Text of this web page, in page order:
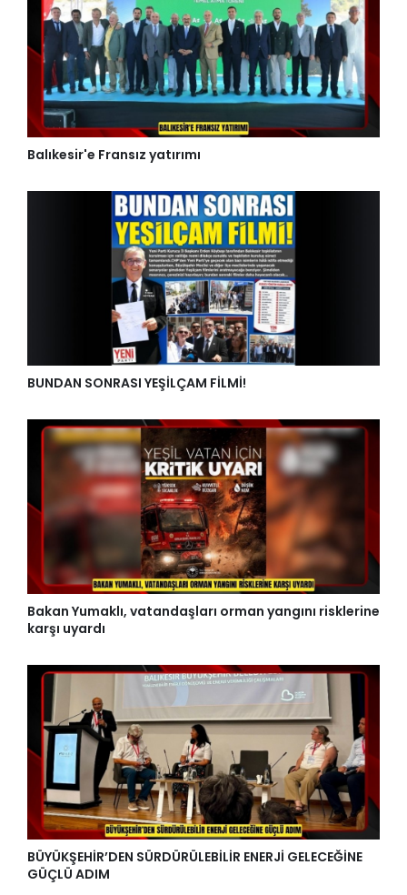
Balıkesir'e Fransız yatırımı
BUNDAN SONRASI YEŞİLÇAM FİLMİ!
Bakan Yumaklı, vatandaşları orman yangını risklerine
karşı uyardı
BÜYÜKŞEHİR’DEN SÜRDÜRÜLEBİLİR ENERJİ GELECEĞİNE
GÜÇLÜ ADIM